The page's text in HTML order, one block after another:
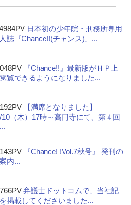
日本初の少年院・刑務所専用
誌『Chance!!(チャンス)』...
『Chance!!』最新版がＨＰ上
覧できるようになりました...
【満席となりました】
10（木）17時～高円寺にて、第４回
『Chance! !Vol.7秋号』 発刊の
内...
弁護士ドットコムで、当社記
掲載してくださいました...